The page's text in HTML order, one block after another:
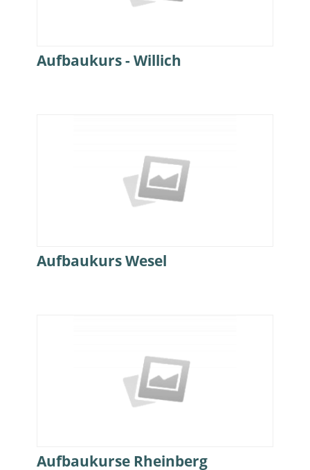
Aufbaukurs - Willich
Aufbaukurs Wesel
Aufbaukurse Rheinberg